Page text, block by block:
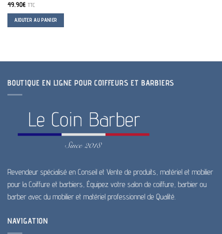
49.90€ TTC
AJOUTER AU PANIER
BOUTIQUE EN LIGNE POUR COIFFEURS ET BARBIERS
Revendeur spécialisé en Conseil et Vente de produits, matériel et mobilier
pour la Coiffure et barbiers, Équipez votre salon de coiffure, barbier ou
barber avec du mobilier et matériel professionnel de Qualité.
NAVIGATION